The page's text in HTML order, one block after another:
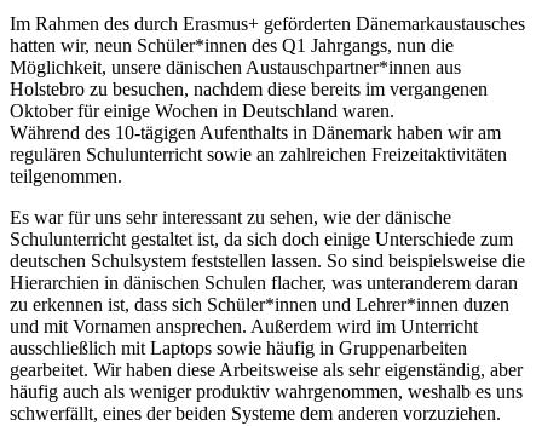
Im Rahmen des durch Erasmus+ geförderten Dänemarkaustausches
hatten wir, neun Schüler*innen des Q1 Jahrgangs, nun die
Möglichkeit, unsere dänischen Austauschpartner*innen aus
Holstebro zu besuchen, nachdem diese bereits im vergangenen
Oktober für einige Wochen in Deutschland waren.
Während des 10-tägigen Aufenthalts in Dänemark haben wir am
regulären Schulunterricht sowie an zahlreichen Freizeitaktivitäten
teilgenommen.
Es war für uns sehr interessant zu sehen, wie der dänische
Schulunterricht gestaltet ist, da sich doch einige Unterschiede zum
deutschen Schulsystem feststellen lassen. So sind beispielsweise die
Hierarchien in dänischen Schulen flacher, was unteranderem daran
zu erkennen ist, dass sich Schüler*innen und Lehrer*innen duzen
und mit Vornamen ansprechen. Außerdem wird im Unterricht
ausschließlich mit Laptops sowie häufig in Gruppenarbeiten
gearbeitet. Wir haben diese Arbeitsweise als sehr eigenständig, aber
häufig auch als weniger produktiv wahrgenommen, weshalb es uns
schwerfällt, eines der beiden Systeme dem anderen vorzuziehen.